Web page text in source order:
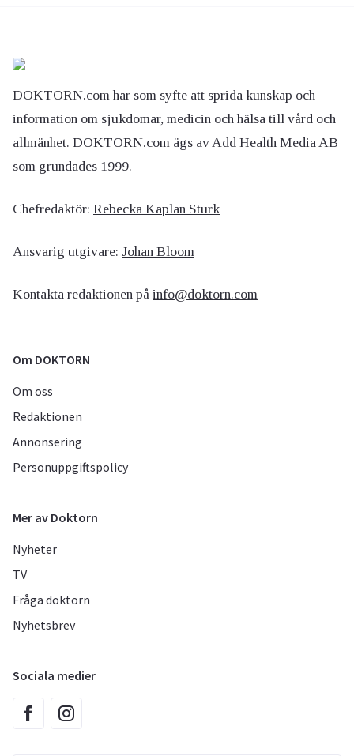
DOKTORN.com har som syfte att sprida kunskap och
information om sjukdomar, medicin och hälsa till vård och
allmänhet. DOKTORN.com ägs av Add Health Media AB
som grundades 1999.
Chefredaktör: Rebecka Kaplan Sturk
Ansvarig utgivare: Johan Bloom
Kontakta redaktionen på info@doktorn.com
Om DOKTORN
Om oss
Redaktionen
Annonsering
Personuppgiftspolicy
Mer av Doktorn
Nyheter
TV
Fråga doktorn
Nyhetsbrev
Sociala medier